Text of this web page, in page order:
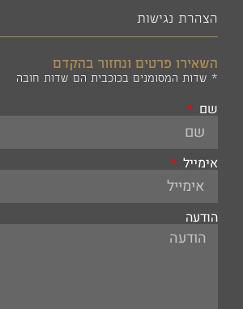
הצהרת נגישות
השאירו פרטים ונחזור בהקדם
* שדות המסומנים בכוכבית הם שדות חובה
שם
אימייל
הודעה